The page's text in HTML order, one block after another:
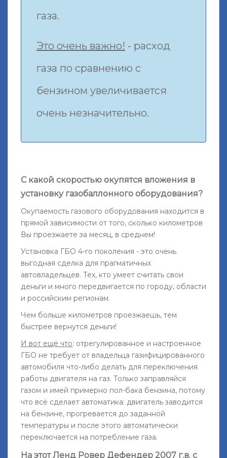
газа.
Это очень важно! - расход
газа по сравнению с
бензином увеличивается
очень незначительно.
С какой скоростью окупятся вложения в
установку газобаллонного оборудования?
Окупаемость газового оборудования находится в
прямой зависимости от того, сколько километров
Вы проезжаете за месяц, в среднем!
Установка ГБО 4-го поколения - это очень
выгодная сделка для прагматичных
автовладельцев. Тех, кто умеет считать свои
деньги и много передвигается по городу, области
и российским регионам.
Чем больше километров проезжаешь, тем
быстрее вернутся деньги!
И вот ещё что: отрегулированное и настроенное
ГБО не требует от владельца газифицированного
автомобиля что-либо делать для переключения
работы двигателя на газ. Только заправляйся
газом и имей примерно пол-бака бензина, потому
что всё сделает автоматика: двигатель заводится
на бензине, прогревается до заданной
температуры и после этого автоматически
переключается на потребление газа.
На этот Ленд Ровер Дефендер 2007 г.в. с